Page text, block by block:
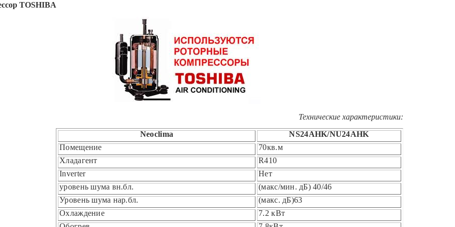
TOSHIBA
Технические характеристики:
Neoclima
NS24AHK/NU24AHK
Помещение
70кв.м
Хладагент
R410
Inverter
Нет
уровень шума вн.бл.
(макс/мин. дБ)40/46
Уровень шума нар.бл.
(макс. дБ)63
Охлаждение
7.2 кВт